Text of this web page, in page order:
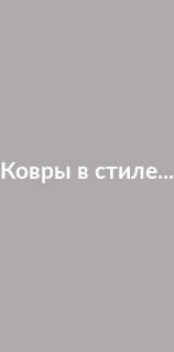
Ковры в стиле...